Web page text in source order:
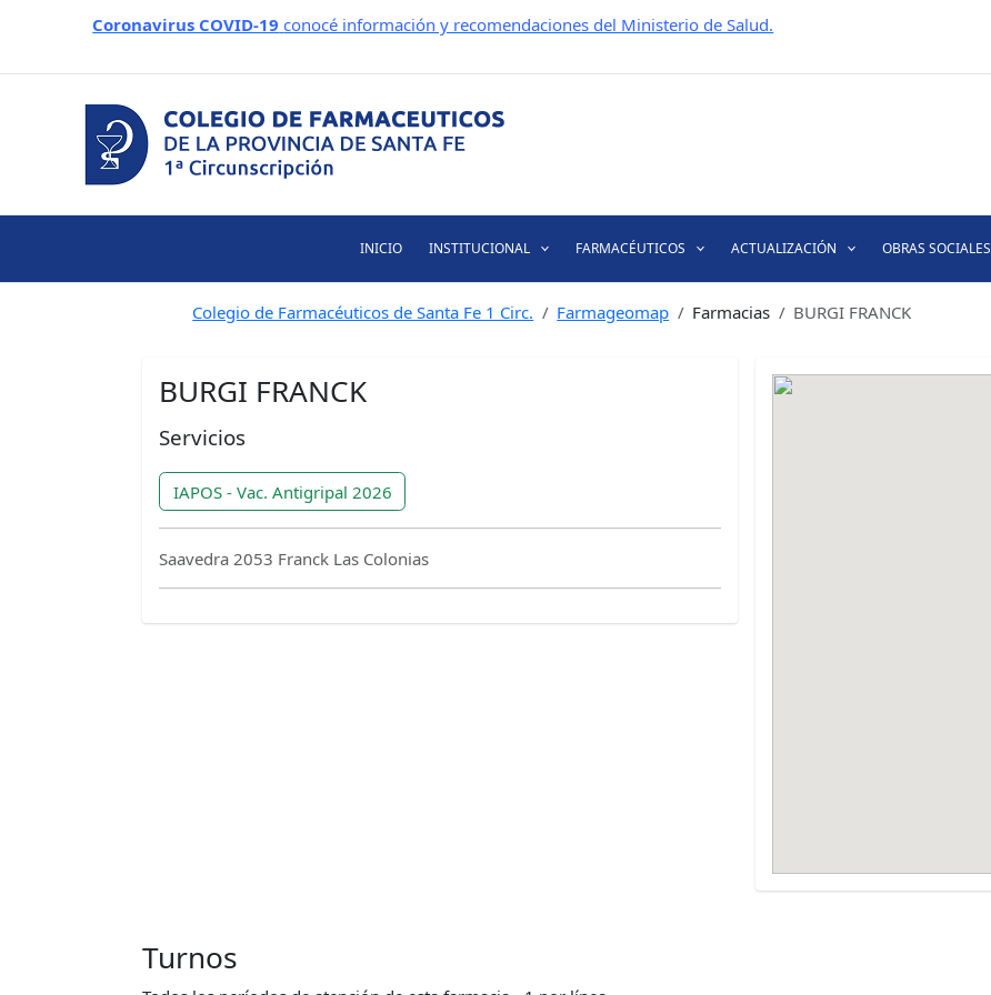
Coronavirus COVID-19 conocé información y recomendaciones del Ministerio de Salud.
INICIO INSTITUCIONAL FARMACÉUTICOS ACTUALIZACIÓN OBRAS SOCIALES
Colegio de Farmacéuticos de Santa Fe 1 Circ. Farmageomap Farmacias BURGI FRANCK
BURGI FRANCK
Servicios
IAPOS - Vac. Antigripal 2026
Saavedra 2053 Franck Las Colonias
Turnos